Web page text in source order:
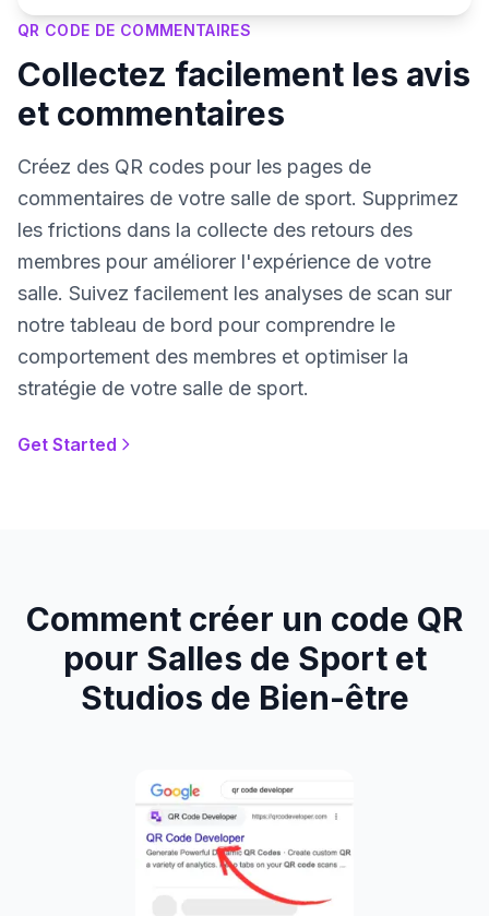
QR CODE DE COMMENTAIRES
Collectez facilement les avis
et commentaires
Créez des QR codes pour les pages de
commentaires de votre salle de sport. Supprimez
les frictions dans la collecte des retours des
membres pour améliorer l'expérience de votre
salle. Suivez facilement les analyses de scan sur
notre tableau de bord pour comprendre le
comportement des membres et optimiser la
stratégie de votre salle de sport.
Get Started
Comment créer un code QR
pour Salles de Sport et
Studios de Bien-être